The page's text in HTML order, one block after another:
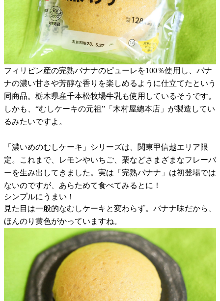
フィリピン産の完熟バナナのピューレを100％使用し、バナ
ナの濃い甘さや芳醇な香りを楽しめるように仕立てたという
同商品。栃木県産千本松牧場牛乳も使用しているそうです。
しかも、“むしケーキの元祖”「木村屋總本店」が製造してい
るみたいですよ。
「濃いめのむしケーキ」シリーズは、関東甲信越エリア限
定。これまで、レモンやいちご、栗などさまざまなフレーバ
ーを生み出してきました。実は「完熟バナナ」は初登場では
ないのですが、あらためて食べてみるとに！
シンプルにうまい！
見た目は一般的なむしケーキと変わらず。バナナ味だから、
ほんのり黄色がかっていますね。